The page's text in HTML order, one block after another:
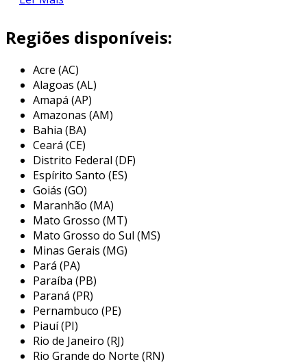
especialistas em laudos que previnem
problemas antes que eles aconteçam,
assegurando a segurança e a conformidade de
suas operações.
o serviço de implementação de nr12 que
oferecemos é uma solução completa e
personalizada, projetada para garantir a
conformidade legal e a segurança das
máquinas e equipamentos da sua empresa.
seguindo todos os requisitos da norma
regulamentadora nº 12 do ministério do
trabalho, nosso trabalho se inicia com uma
apreciação de risco, onde realizamos um
mapeamento completo dos riscos associados a
cada máquina e equipamento. identificamos
zonas de perigo, pontos de aprisionamento,
esmagamento, choque elétrico, entre outros,
para garantir um ambiente de trabalho seguro.
na sequência, nossa análise técnica
Regiões disponíveis:
Acre (AC)
Alagoas (AL)
Amapá (AP)
Amazonas (AM)
Bahia (BA)
Ceará (CE)
Distrito Federal (DF)
Espírito Santo (ES)
Goiás (GO)
Maranhão (MA)
Mato Grosso (MT)
Mato Grosso do Sul (MS)
Minas Gerais (MG)
Pará (PA)
Paraíba (PB)
Paraná (PR)
Pernambuco (PE)
Piauí (PI)
Rio de Janeiro (RJ)
Rio Grande do Norte (RN)